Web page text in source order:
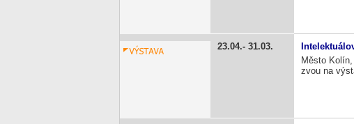
23.04. 31.03.
Město
zvou na